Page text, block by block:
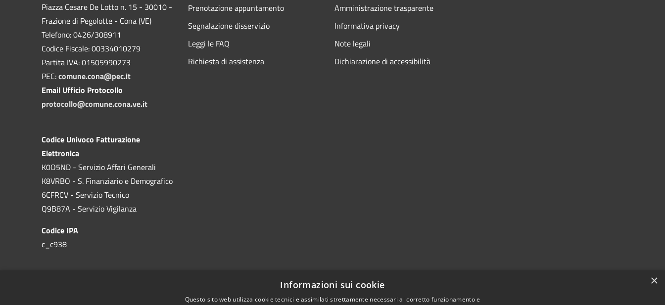
Piazza Cesare De Lotto n. 15 - 30010 -
Frazione di Pegolotte - Cona (VE)
Telefono: 0426/308911
Codice Fiscale: 00334010279
Partita IVA: 01505990273
PEC:comune.cona@pec.it
Email Ufficio Protocollo
protocollo@comune.cona.ve.it
Codice Univoco Fatturazione
Elettronica
K0O5ND - Servizio Affari Generali
K8VRBO - S. Finanziario e Demografico
6CFRCV - Servizio Tecnico
Q9B87A - Servizio Vigilanza
Codice IPA
c_c938
Prenotazione appuntamento
Segnalazione disservizio
Leggi le FAQ
Richiesta di assistenza
Amministrazione trasparente
Informativa privacy
Note legali
Dichiarazione di accessibilità
×
Informazioni sui cookie
Questo sito web utilizza cookie tecnici e assimilati strettamente necessari al corretto funzionamento e